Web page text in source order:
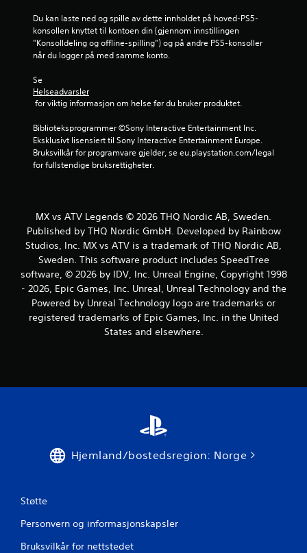
s
t
r
n
a
v
5
f
3
u
Du kan laste ned og spille av dette innholdet på hoved-PS5-
konsollen knyttet til kontoen din (gjennom innstillingen
"Konsolldeling og offline-spilling") og på andre PS5-konsoller
når du logger på med samme konto.
Se
Helseadvarsler
for viktig informasjon om helse før du bruker produktet.
Biblioteksprogrammer ©Sony Interactive Entertainment Inc.
Eksklusivt lisensiert til Sony Interactive Entertainment Europe.
Bruksvilkår for programvare gjelder, se eu.playstation.com/legal
for fullstendige bruksrettigheter.
MX vs ATV Legends © 2026 THQ Nordic AB, Sweden.
Published by THQ Nordic GmbH. Developed by Rainbow
Studios, Inc. MX vs ATV is a trademark of THQ Nordic AB,
Sweden. This software product includes SpeedTree
software, © 2026 by IDV, Inc. Unreal Engine, Copyright 1998
- 2026, Epic Games, Inc. Unreal, Unreal Technology and the
Powered by Unreal Technology logo are trademarks or
registered trademarks of Epic Games, Inc. in the United
States and elsewhere.
Hjemland/bostedsregion: Norge
Støtte
Personvern og informasjonskapsler
Bruksvilkår for nettstedet